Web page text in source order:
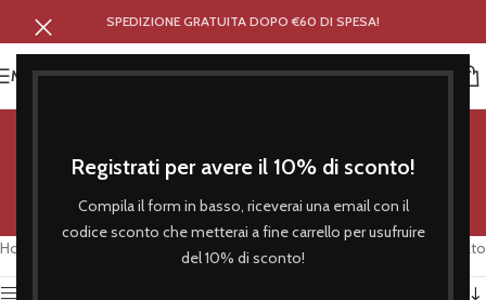
Registrati per avere il 10% di sconto!
Compila il form in basso, riceverai una email con il
codice sconto che metterai a fine carrello per usufruire
del 10% di sconto!
SPEDIZIONE GRATUITA DOPO €60 DI SPESA!
MENU
me ne frego
Categorie
Home Prodotti taggati “me ne frego” Visualizzazione del risultato